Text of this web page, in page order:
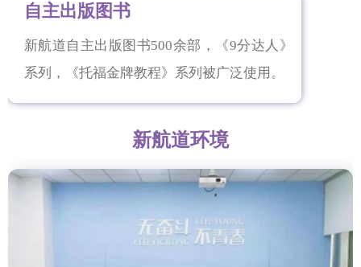
自主出版图书
新航道自主出版图书500余部，《9分达人》
系列，《托福金牌教程》系列被广泛使用。
新航道环境